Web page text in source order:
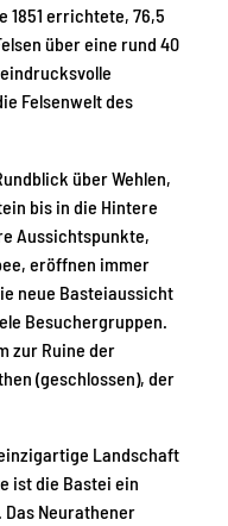
1851 errichtete, 76,5
über eine rund 40
Felsenwelt des
über Wehlen,
bis in die Hintere
Aussichtspunkte,
eröffnen immer
neue Basteiaussicht
Besuchergruppen.
zur Ruine der
(geschlossen), der
Landschaft
ist die Bastei ein
Neurathener